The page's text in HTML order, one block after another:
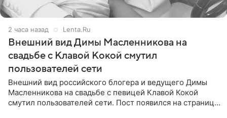
2 часа назад Lenta.Ru
Внешний вид Димы Масленникова на
свадьбе с Клавой Кокой смутил
пользователей сети
Внешний вид российского блогера и ведущего Димы
Масленникова на свадьбе с певицей Клавой Кокой
смутил пользователей сети. Пост появился на странице